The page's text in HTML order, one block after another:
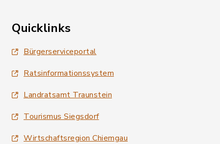
Quicklinks
Bürgerserviceportal
Ratsinformationssystem
Landratsamt Traunstein
Tourismus Siegsdorf
Wirtschaftsregion Chiemgau